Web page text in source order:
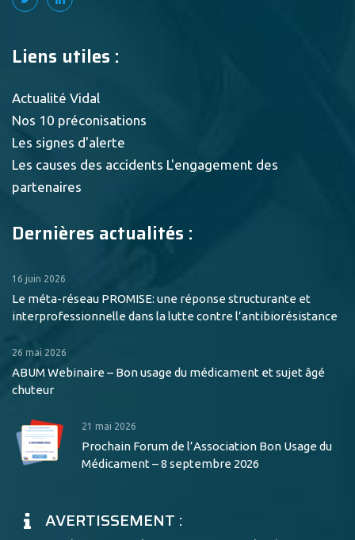
Liens utiles :
Actualité Vidal
Nos 10 préconisations
Les signes d'alerte
Les causes des accidents L'engagement des
partenaires
Dernières actualités :
16 juin 2026
Le méta-réseau PROMISE: une réponse structurante et
interprofessionnelle dans la lutte contre l’antibiorésistance
26 mai 2026
ABUM Webinaire – Bon usage du médicament et sujet âgé
chuteur
21 mai 2026
Prochain Forum de l’Association Bon Usage du
Médicament – 8 septembre 2026
AVERTISSEMENT :